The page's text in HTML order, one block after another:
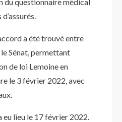
a été trouvé entre
Sénat, permettant
de loi Lemoine en
le 3 février 2022, avec
lieu le 17 février 2022.